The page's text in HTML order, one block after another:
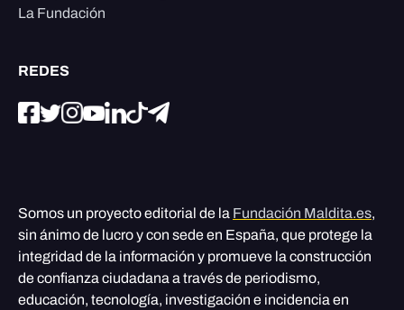
La Fundación
REDES
Somos un proyecto editorial de la Fundación Maldita.es,
sin ánimo de lucro y con sede en España, que protege la
integridad de la información y promueve la construcción
de confianza ciudadana a través de periodismo,
educación, tecnología, investigación e incidencia en